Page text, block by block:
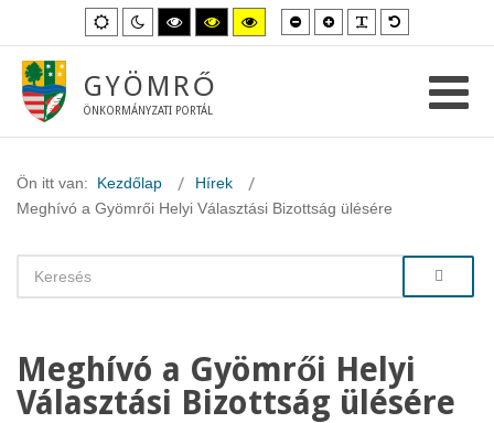
Alapértelmezett
mód
Éjszakai
mód
Magas
kontraszt
fekete-
mód.
Magas
kontraszt
fekete-
Magas
kontraszt
sárga-
Kisebb
betűméret
Nagyobb
betűméret
GYÖMRŐ
ÖNKORMÁNYZATI PORTÁL
Ön itt van: Kezdőlap
Hírek
Meghívó a Gyömrői Helyi Választási Bizottság ülésére
Meghívó a Gyömrői Helyi
Választási Bizottság ülésére